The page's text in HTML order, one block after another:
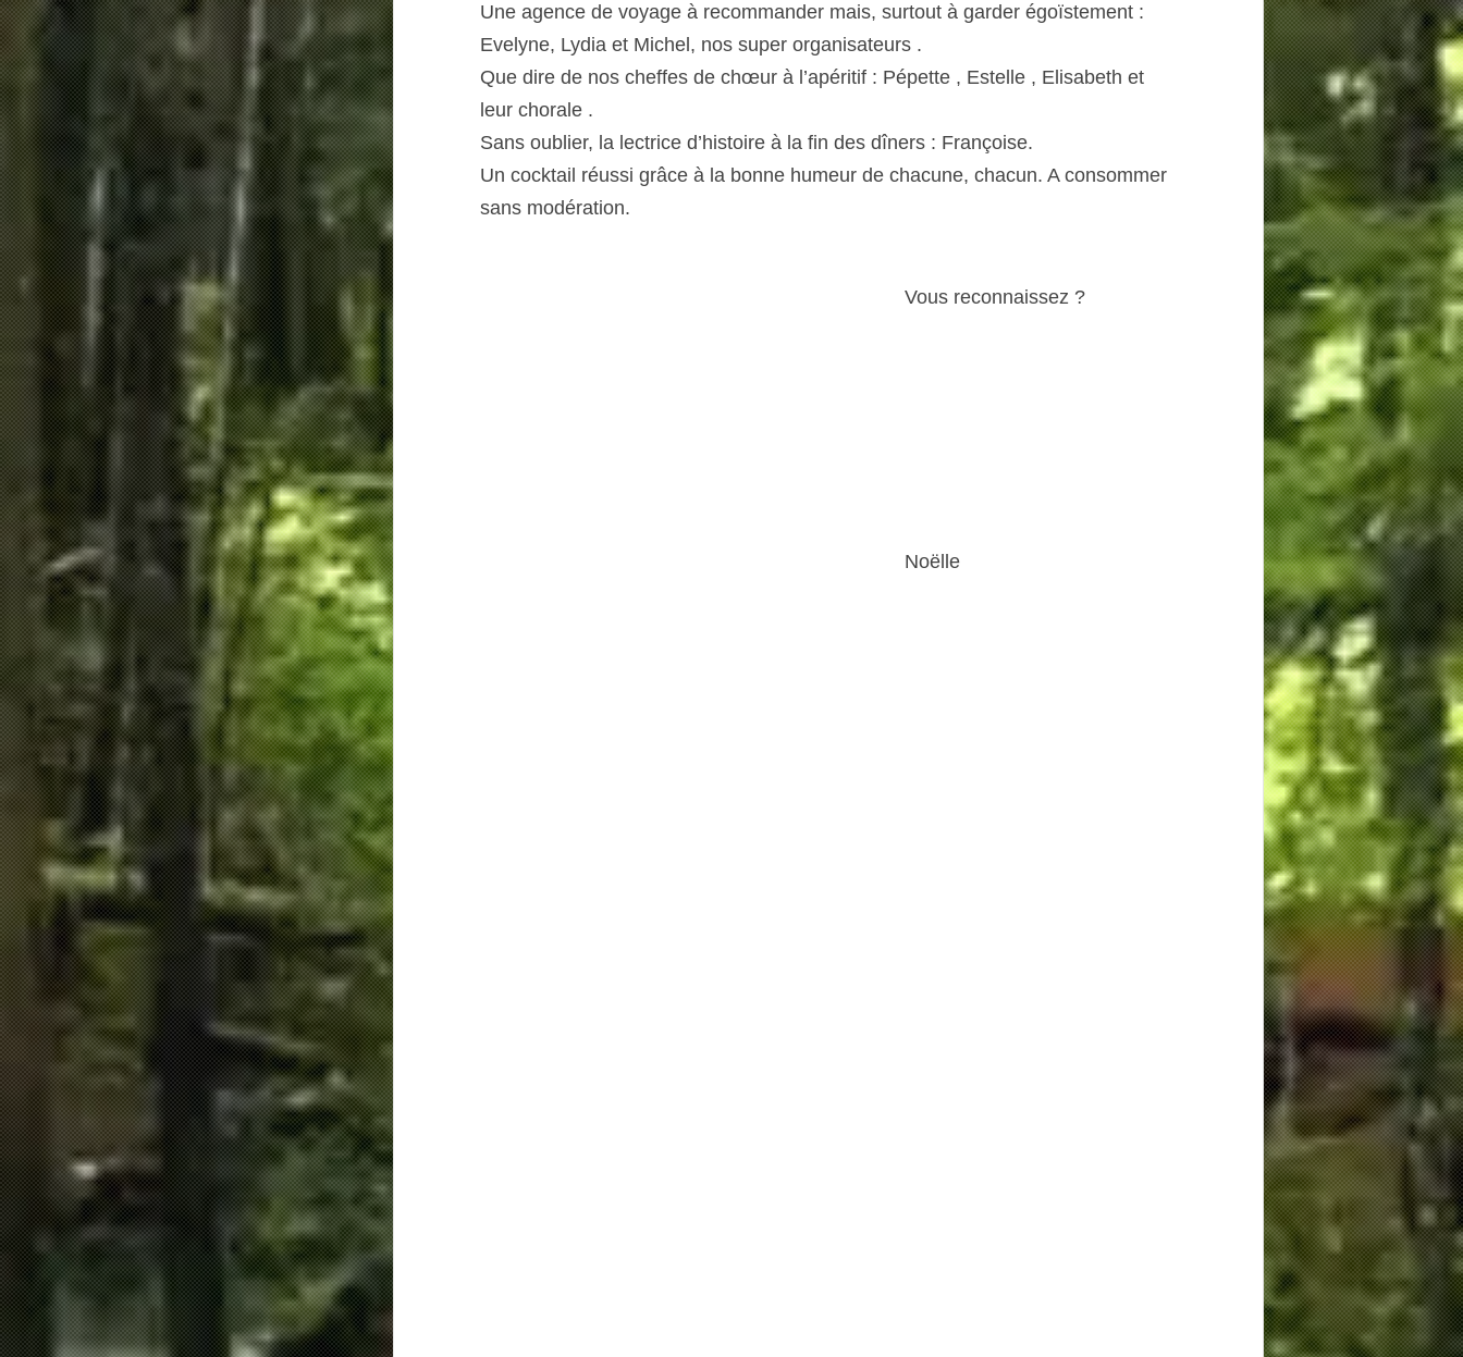
Une agence de voyage à recommander mais, surtout à garder égoïstement :
Evelyne, Lydia et Michel, nos super organisateurs .
Que dire de nos cheffes de chœur à l’apéritif : Pépette , Estelle , Elisabeth et
leur chorale .
Sans oublier, la lectrice d’histoire à la fin des dîners : Françoise.
Un cocktail réussi grâce à la bonne humeur de chacune, chacun. A consommer
sans modération.
Vous reconnaissez ?
Noëlle